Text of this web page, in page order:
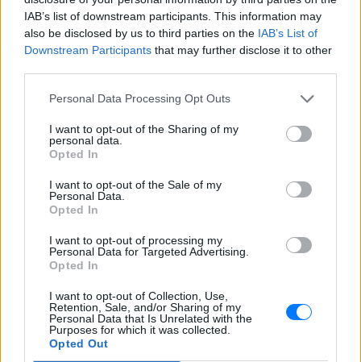
IAB’s list of downstream participants. This information may
also be disclosed by us to third parties on the IAB’s List of
Downstream Participants that may further disclose it to other
Personal Data Processing Opt Outs
I want to opt-out of the Sharing of my
personal data.
Opted In
I want to opt-out of the Sale of my
Personal Data.
Opted In
I want to opt-out of processing my
Personal Data for Targeted Advertising.
Opted In
I want to opt-out of Collection, Use,
Retention, Sale, and/or Sharing of my
Personal Data that Is Unrelated with the
Purposes for which it was collected.
Opted Out
ΣΤΗΝ ΙΔΙΑ ΚΑΤΗΓΟΡΙΑ
Diane Keaton
5 one‑hit wonders που έγιναν
ξανά διάσημοι από… ατύχημα
Η τύχη δεν προβλέπεται, αλλά όταν
χαμογελάσει, αποδεικνύει ότι ορισμένα
τραγούδια έχουν πολύ περισσότερες
Η κωμωδία που σατίρισε τον
νεοπλουτισμό και παραμένει
επίκαιρη